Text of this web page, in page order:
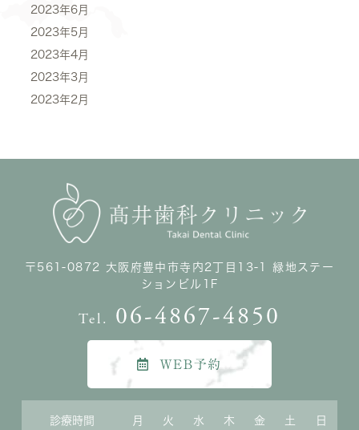
2023年6月
2023年5月
2023年4月
2023年3月
2023年2月
〒561-0872 大阪府豊中市寺内2丁目13-1 緑地ステー
ションビル1F
Tel. 06-4867-4850
WEB予約
診療時間 月 火 水 木 金 土 日